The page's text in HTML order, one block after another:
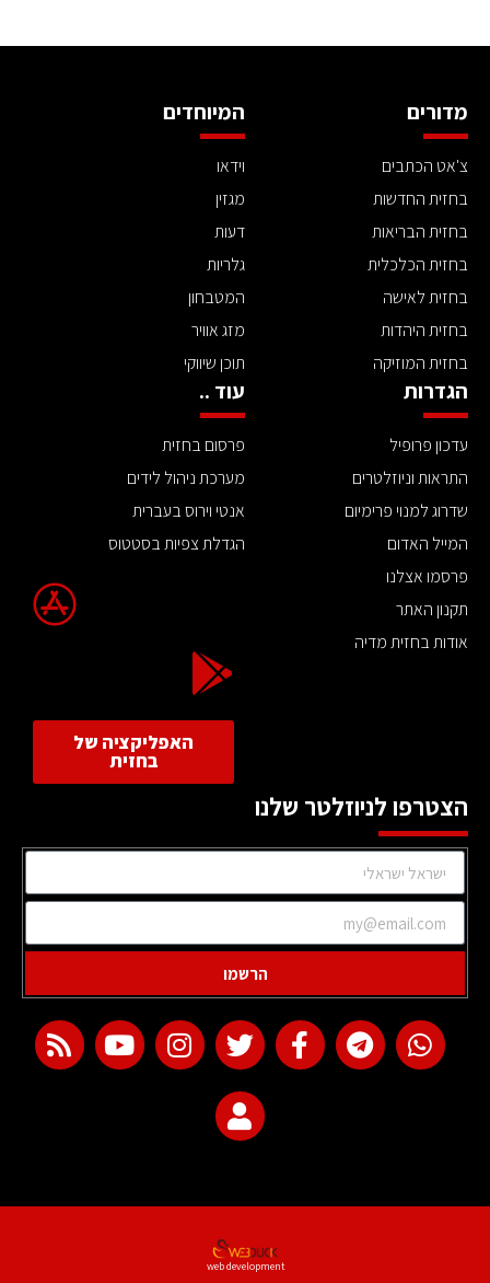
מדורים
צ'אט הכתבים
בחזית החדשות
בחזית הבריאות
בחזית הכלכלית
בחזית לאישה
בחזית היהדות
בחזית המוזיקה
המיוחדים
וידאו
מגזין
דעות
גלריות
המטבחון
מזג אוויר
תוכן שיווקי
הגדרות
עדכון פרופיל
התראות וניוזלטרים
שדרוג למנוי פרימיום
המייל האדום
פרסמו אצלנו
תקנון האתר
אודות בחזית מדיה
עוד ..
פרסום בחזית
מערכת ניהול לידים
אנטי וירוס בעברית
הגדלת צפיות בסטטוס
האפליקציה של
בחזית
הצטרפו לניוזלטר שלנו
הרשמו
web development